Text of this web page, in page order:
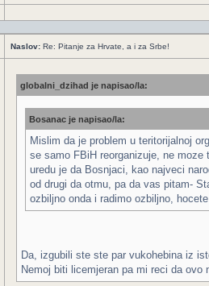
Naslov: Re: Pitanje za Hrvate, a i za Srbe!
globalni_dzihad je napisao/la:
Bosanac je napisao/la:
Mislim da je problem u teritorijalnoj
se samo FBiH reorganizuje, ne
uredu je da Bosnjaci, kao najveci
od drugi da otmu, pa da vas pitam-
ozbiljno onda i radimo ozbiljno,
Da, izgubili ste ste par vukohebina iz
Nemoj biti licemjeran pa mi reci da ovo